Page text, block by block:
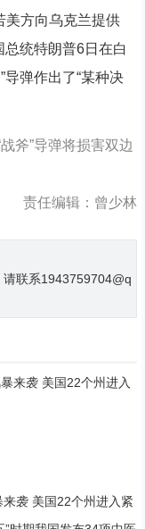
美方向乌克兰提供
总统特朗普6日在白
导弹作出了“某种决
斧”导弹将损害双边
责任编辑：曾少林
联系1943759704@q
来袭 美国22个州进入紧
急状态